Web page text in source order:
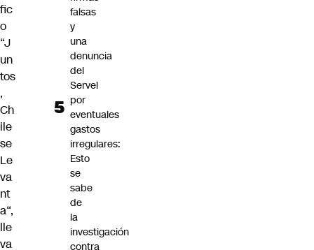
fic
o
“J
un
tos
,
Ch
ile
se
Le
va
nt
a“,
lle
va
falsas
y
una
denuncia
del
Servel
por
eventuales
gastos
irregulares:
Esto
se
sabe
de
la
investigación
contra